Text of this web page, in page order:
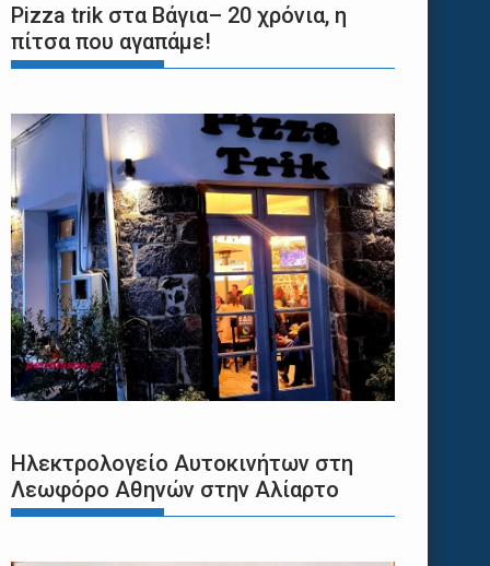
Pizza trik στα Βάγια– 20 χρόνια, η
πίτσα που αγαπάμε!
Ηλεκτρολογείο Αυτοκινήτων στη
Λεωφόρο Αθηνών στην Αλίαρτο